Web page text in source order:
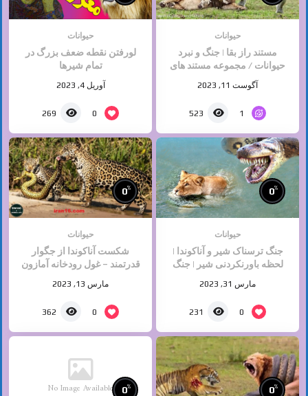
حیوانات
مستند راز بقا | جنگ و نبرد
حیوانات / مجموعه مستند های
حیات وحش ایران و جهان
آگوست 11, 2023
1
523
حیوانات
لورفتن نقطه ضعف بزرگ در
تمام شیرها
آوریل 4, 2023
0
269
0%
حیوانات
جنگ ترسناک شیر و آناکوندا |
لحظه باورنکردنی شیر | جنگ
حیوانات ,حیات وحش
مارس 31, 2023
0
231
0%
حیوانات
شکست آناکوندا از جگوار
قدرتمند – غول رودخانه آمازون
پایتون – حیات حیوانات وحشی
مارس 13, 2023
0
362
0%
No Image Available 0%